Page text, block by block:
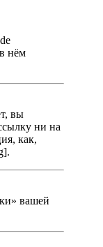
нём
вы
ни на
как,
вашей